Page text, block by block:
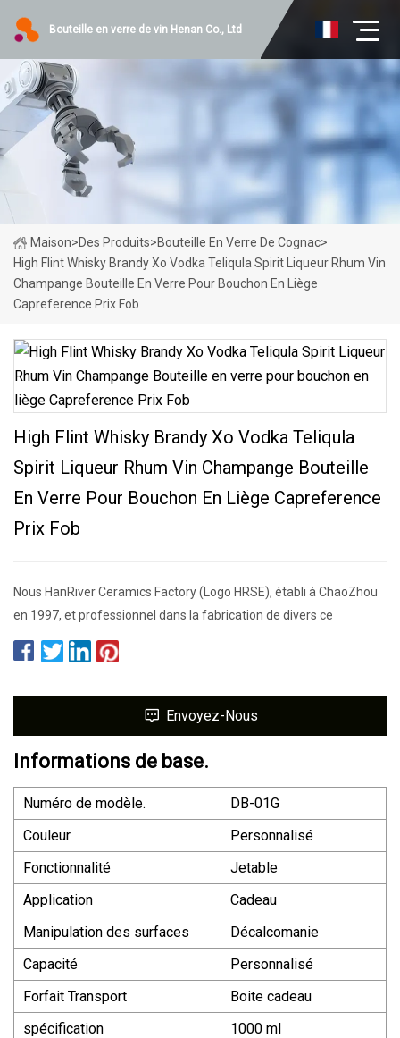
Bouteille en verre de vin Henan Co., Ltd
Maison>Des Produits>Bouteille En Verre De Cognac>
High Flint Whisky Brandy Xo Vodka Teliqula Spirit Liqueur Rhum Vin
Champange Bouteille En Verre Pour Bouchon En Liège
Capreference Prix Fob
High Flint Whisky Brandy Xo Vodka Teliqula
Spirit Liqueur Rhum Vin Champange Bouteille
En Verre Pour Bouchon En Liège Capreference
Prix Fob
Nous HanRiver Ceramics Factory (Logo HRSE), établi à ChaoZhou
en 1997, et professionnel dans la fabrication de divers ce
Envoyez-Nous
Informations de base.
Numéro de modèle.
DB-01G
Couleur
Personnalisé
Fonctionnalité
Jetable
Application
Cadeau
Manipulation des surfaces
Décalcomanie
Capacité
Personnalisé
Forfait Transport
Boite cadeau
spécification
1000 ml